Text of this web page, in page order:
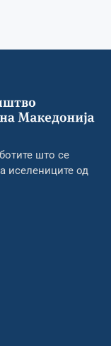
што се
иселениците од